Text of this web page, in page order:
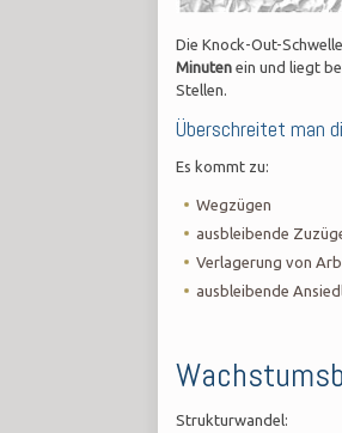
Die Knock-Out-
Minuten ein und liegt
Stellen.
Überschreitet man
Es kommt zu:
Wegzügen
ausbleibende
Verlagerung von
ausbleibende
Strukturwandel: